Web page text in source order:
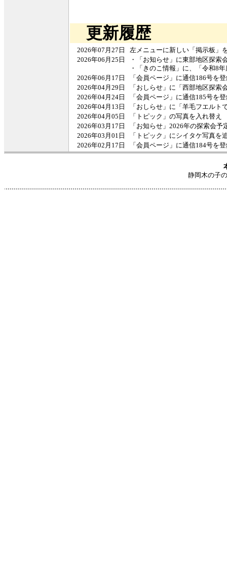
更新履歴
2026年07月27日
左メニューに新しい「掲示板」
2026年06月25日
・「お知らせ」に東部地区探索
・「きのこ情報」に、「令和8
2026年06月17日
「会員ページ」に通信186号を
2026年04月29日
「おしらせ」に「西部地区探索
2026年04月24日
「会員ページ」に通信185号を
2026年04月13日
「おしらせ」に「羊毛フエル
2026年04月05日
「トピック」の写真を入れ替え
2026年03月17日
「お知らせ」2026年の探索会予
2026年03月01日
「トピック」にシイタケ写真を
2026年02月17日
「会員ページ」に通信184号を
静岡木の子